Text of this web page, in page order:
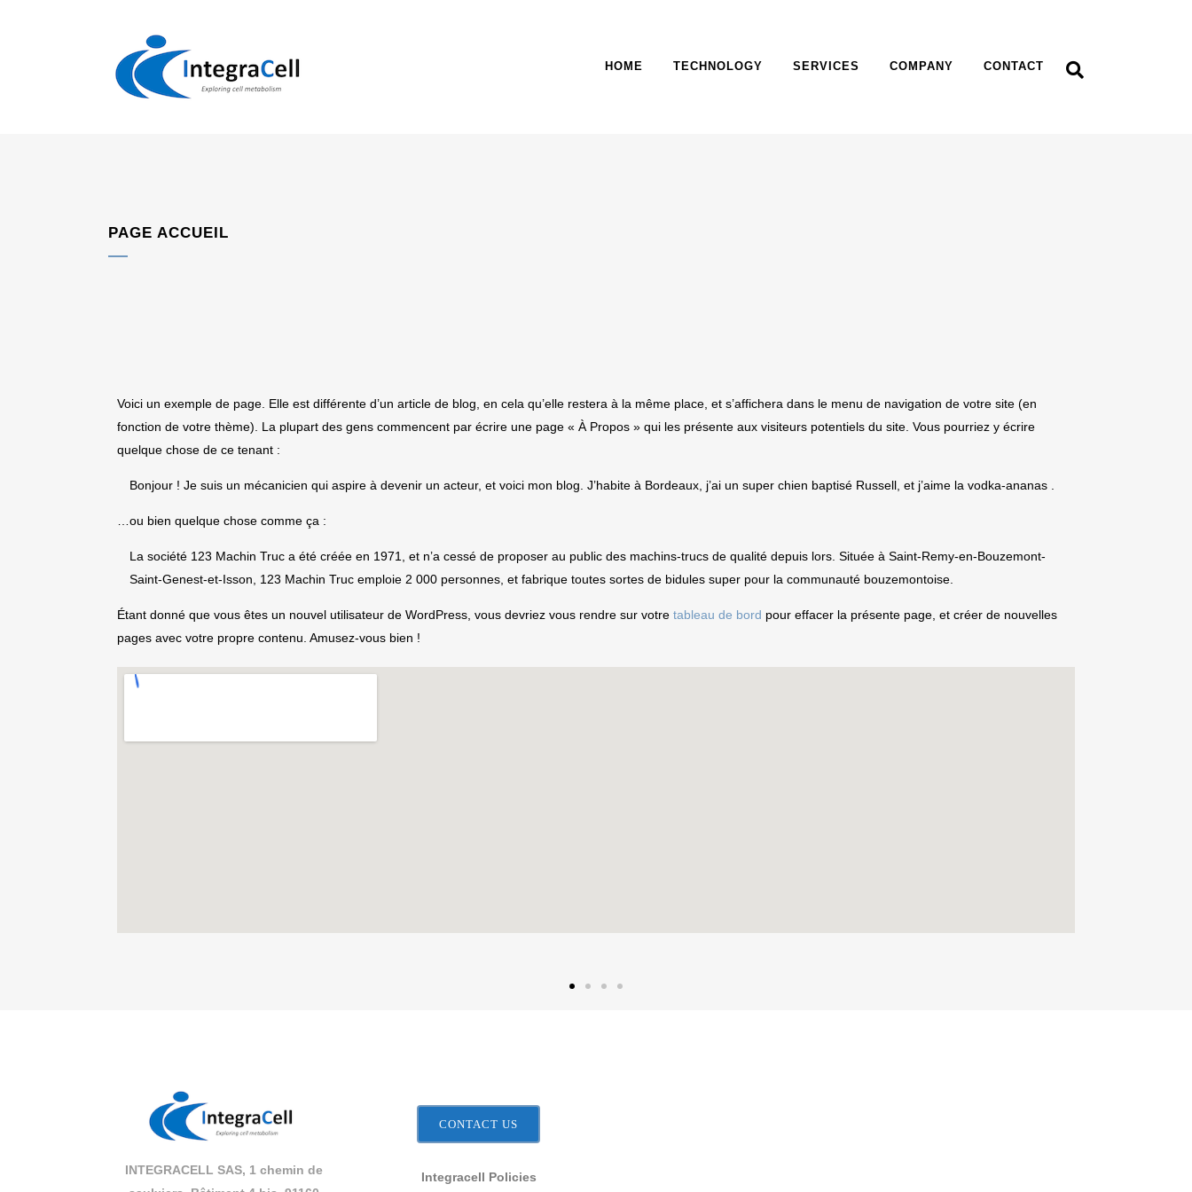
HOME TECHNOLOGY SERVICES COMPANY CONTACT
PAGE ACCUEIL
Voici un exemple de page. Elle est différente d’un article de blog, en cela qu’elle restera à la même place, et s’affichera dans le menu de navigation de votre site (en
fonction de votre thème). La plupart des gens commencent par écrire une page « À Propos » qui les présente aux visiteurs potentiels du site. Vous pourriez y écrire
quelque chose de ce tenant :
Bonjour ! Je suis un mécanicien qui aspire à devenir un acteur, et voici mon blog. J’habite à Bordeaux, j’ai un super chien baptisé Russell, et j’aime la vodka-ananas .
…ou bien quelque chose comme ça :
La société 123 Machin Truc a été créée en 1971, et n’a cessé de proposer au public des machins-trucs de qualité depuis lors. Située à Saint-Remy-en-Bouzemont-
Saint-Genest-et-Isson, 123 Machin Truc emploie 2 000 personnes, et fabrique toutes sortes de bidules super pour la communauté bouzemontoise.
Étant donné que vous êtes un nouvel utilisateur de WordPress, vous devriez vous rendre sur votre tableau de bord pour effacer la présente page, et créer de nouvelles
pages avec votre propre contenu. Amusez-vous bien !
INTEGRACELL SAS, 1 chemin de
CONTACT US
Integracell Policies